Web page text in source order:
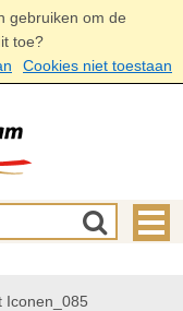
gebruiken om de
toe?
Cookies niet toestaan
Iconen_085